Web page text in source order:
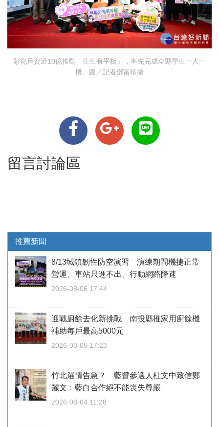
彰化斥資近10億推動「生生有平板」，率先完成全縣學生一人一
機。圖／記者鄧富珍攝
留言討論區
推薦新聞
8/13城鎮韌性防空演習 演練期間機捷正常
營運、車站只進不出、行動網路降速
2026-08-06 17:44
迎戰廚餘去化新挑戰 南投縣推家用廚餘機
補助每戶最高5000元
2026-08-05 17:23
竹北選情告急？ 藍營參選人杜文中致信鄭
麗文：藍白合作絕不能喪失尊嚴
2026-08-04 11:28